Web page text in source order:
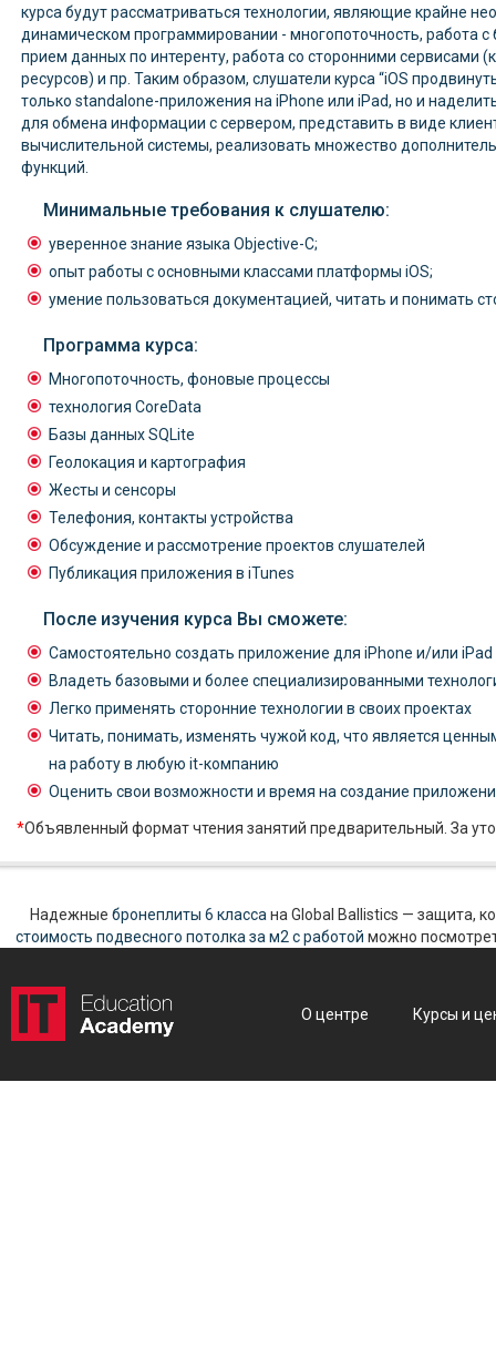
курса будут рассматриваться технологии, являющие крайне
динамическом программировании - многопоточность, работа
прием данных по интеренту, работа со сторонними сервисами
ресурсов) и пр. Таким образом, слушатели курса “iOS
только standalone-приложения на iPhone или iPad, но и
для обмена информации с сервером, представить в виде
вычислительной системы, реализовать множество
функций.
Минимальные требования к слушателю:
уверенное знание языка Objective-C;
опыт работы с основными классами платформы iOS;
умение пользоваться документацией, читать и понимать
Программа курса:
Многопоточность, фоновые процессы
технология CoreData
Базы данных SQLite
Геолокация и картография
Жесты и сенсоры
Телефония, контакты устройства
Обсуждение и рассмотрение проектов слушателей
Публикация приложения в iTunes
После изучения курса Вы сможете:
Самостоятельно создать приложение для iPhone и/или iPad
Владеть базовыми и более специализированными
Легко применять сторонние технологии в своих проектах
Читать, понимать, изменять чужой код, что является
на работу в любую it-компанию
Оценить свои возможности и время на создание
*Объявленный формат чтения занятий предварительный. За
Надежные бронеплиты 6 класса на Global Ballistics — защита,
стоимость подвесного потолка за м2 с работой можно
О центре Курсы и